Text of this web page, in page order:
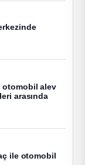
otomobil alev
arasında
ile otomobil